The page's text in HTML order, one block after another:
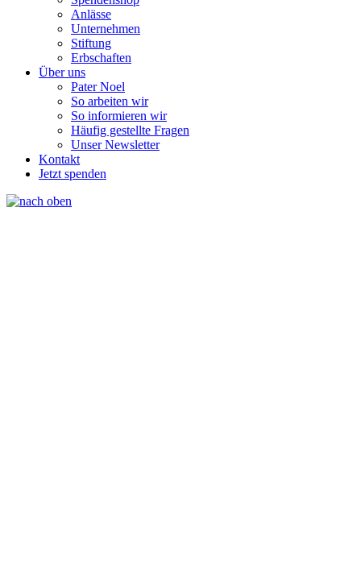
Anlässe
Unternehmen
Stiftung
Erbschaften
Über uns
Pater Noel
So arbeiten wir
So informieren wir
Häufig gestellte Fragen
Unser Newsletter
Kontakt
Jetzt spenden